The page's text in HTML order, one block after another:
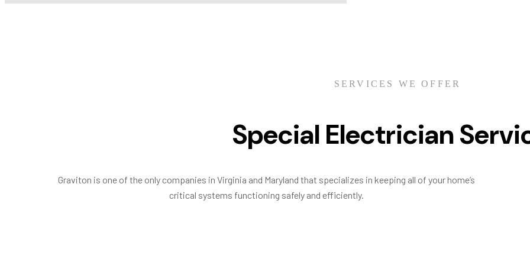
SERVICES WE OFFER
Special Electrician
Graviton is one of the only companies in Virginia and Maryland that specializes in keeping all of your home’s
critical systems functioning safely and efficiently.